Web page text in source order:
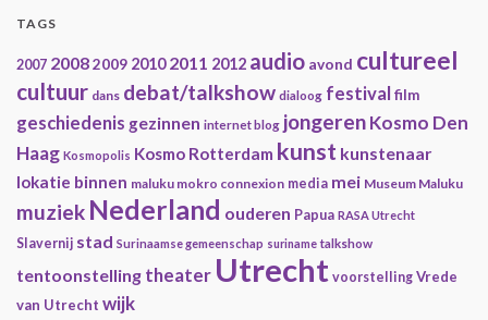
TAGS
2007 20082009 2010 2011 2012 audio avond cultureel
cultuur dans debat/talkshow dialoog festival film
geschiedenis gezinnen internet blog jongerenKosmo Den
Haag Kosmopolis Kosmo Rotterdam kunst kunstenaar
lokatie binnen maluku mokro connexion media mei Museum Maluku
muziek Nederland ouderen Papua RASA Utrecht
Slavernij stad Surinaamse gemeenschap suriname talkshow
tentoonstelling theater Utrecht voorstelling Vrede
van Utrecht wijk